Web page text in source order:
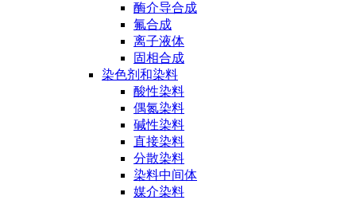
酶介导合成
氟合成
离子液体
固相合成
染色剂和染料
酸性染料
偶氮染料
碱性染料
直接染料
分散染料
染料中间体
媒介染料